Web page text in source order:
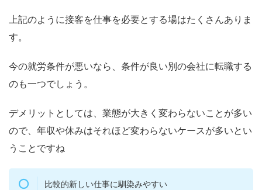
上記のように接客を仕事を必要とする場はたくさんありま
す。
今の就労条件が悪いなら、条件が良い別の会社に転職する
のも一つでしょう。
デメリットとしては、業態が大きく変わらないことが多い
ので、年収や休みはそれほど変わらないケースが多いとい
うことですね
比較的新しい仕事に馴染みやすい